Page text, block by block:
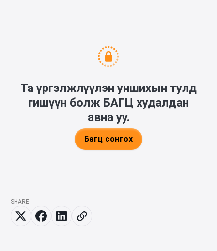
Та үргэлжлүүлэн уншихын тулд
гишүүн болж БАГЦ худалдан
авна уу.
Багц сонгох
SHARE